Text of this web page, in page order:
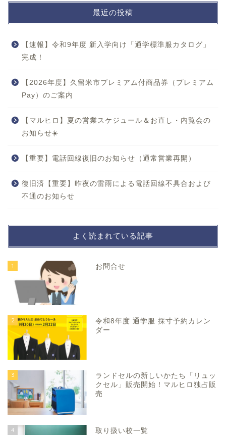
最近の投稿
【速報】令和9年度 新入学向け「通学標準服カタログ」
完成！
【2026年度】久留米市プレミアム付商品券（プレミアム
Pay）のご案内
【マルヒロ】夏の営業スケジュール＆お直し・内覧会の
お知らせ☀️
【重要】電話回線復旧のお知らせ（通常営業再開）
復旧済【重要】昨夜の雷雨による電話回線不具合および
不通のお知らせ
よく読まれている記事
1 お問合せ
2
令和8年度 通学服 採寸予約カレン
ダー
3
ランドセルの新しいかたち「リュッ
クセル」販売開始！マルヒロ独占販
売
4 取り扱い校一覧